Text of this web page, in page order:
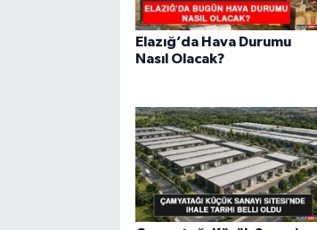
Elazığ’da Hava Durumu
Nasıl Olacak?